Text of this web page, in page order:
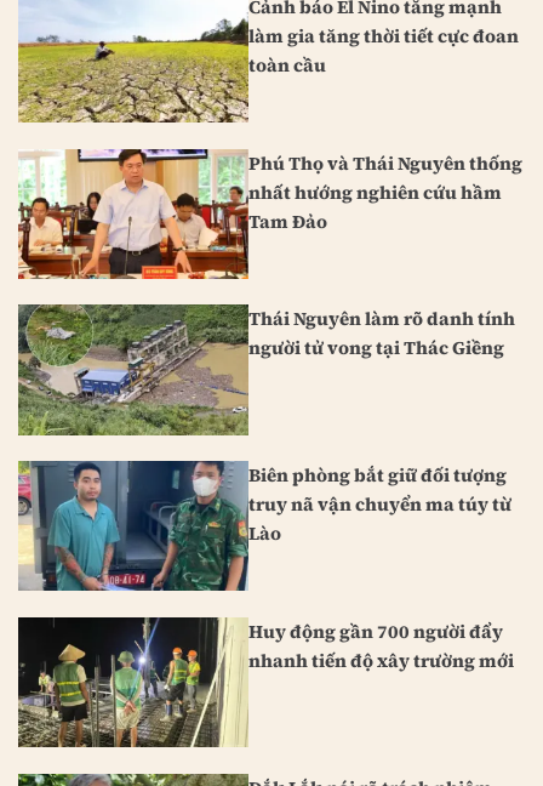
Cảnh báo El Nino tăng mạnh
làm gia tăng thời tiết cực đoan
toàn cầu
Phú Thọ và Thái Nguyên thống
nhất hướng nghiên cứu hầm
Tam Đảo
Thái Nguyên làm rõ danh tính
người tử vong tại Thác Giềng
Biên phòng bắt giữ đối tượng
truy nã vận chuyển ma túy từ
Lào
Huy động gần 700 người đẩy
nhanh tiến độ xây trường mới